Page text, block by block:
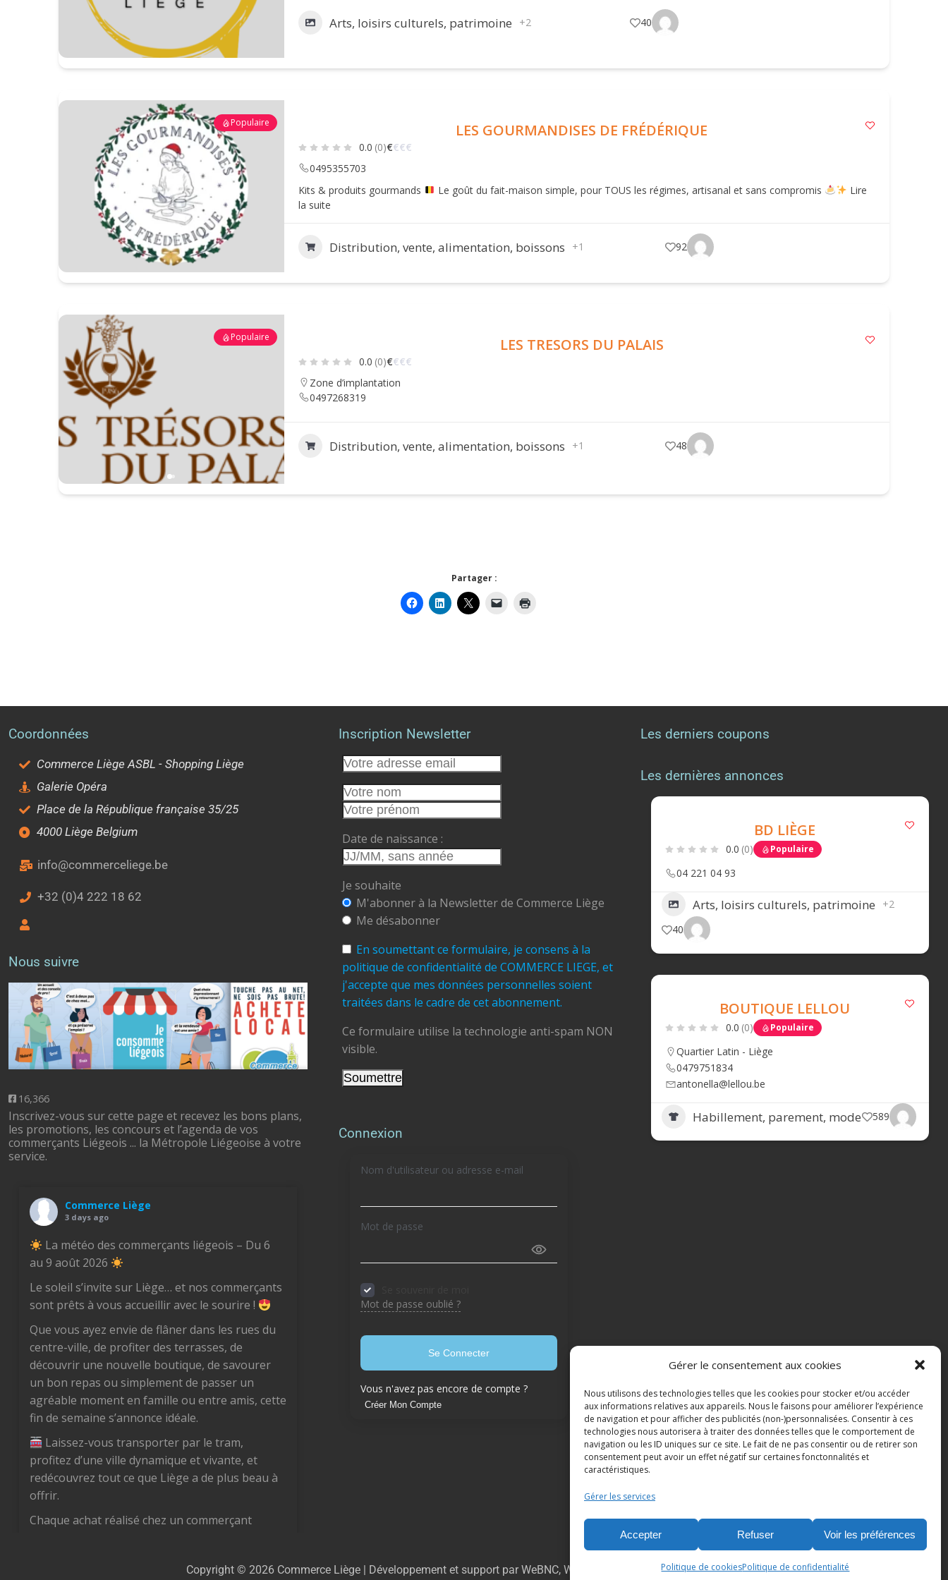
Gérer le consentement aux cookies
Nous utilisons des technologies telles que les cookies pour stocker et/ou accéder
aux informations relatives aux appareils. Nous le faisons pour améliorer l’expérience
de navigation et pour afficher des publicités (non-)personnalisées. Consentir à ces
technologies nous autorisera à traiter des données telles que le comportement de
navigation ou les ID uniques sur ce site. Le fait de ne pas consentir ou de retirer son
consentement peut avoir un effet négatif sur certaines fonctonnalités et
caractéristiques.
Gérer les services
Accepter Refuser Voir les préférences
Politique de cookiesPolitique de confidentialité
Arts, loisirs culturels, patrimoine +2 40
Populaire LES GOURMANDISES DE FRÉDÉRIQUE
0.0 (0)€€€€
0495355703
Kits & produits gourmands
Le goût du fait-maison simple, pour TOUS les régimes, artisanal et sans compromis
Lire
la suite
Distribution, vente, alimentation, boissons +1 92
Populaire LES TRESORS DU PALAIS
0.0 (0)€€€€
Zone d’implantation
0497268319
Distribution, vente, alimentation, boissons +1 48
Partager :
Coordonnées
Commerce Liège ASBL - Shopping Liège
Galerie Opéra
Place de la République française 35/25
4000 Liège Belgium
info@commerceliege.be
+32 (0)4 222 18 62
Nous suivre
16,366
Inscrivez-vous sur cette page et recevez les bons plans,
les promotions, les concours et l’agenda de vos
commerçants Liégeois ... la Métropole Liégeoise à votre
service.
Commerce Liège
3 days ago
La météo des commerçants liégeois – Du 6
au 9 août 2026
Le soleil s’invite sur Liège… et nos commerçants
sont prêts à vous accueillir avec le sourire !
Que vous ayez envie de flâner dans les rues du
centre-ville, de profiter des terrasses, de
découvrir une nouvelle boutique, de savourer
un bon repas ou simplement de passer un
agréable moment en famille ou entre amis, cette
fin de semaine s’annonce idéale.
Laissez-vous transporter par le tram,
profitez d’une ville dynamique et vivante, et
redécouvrez tout ce que Liège a de plus beau à
offrir.
Chaque achat réalisé chez un commerçant
des hommes passionnés, vous préservez des
Inscription Newsletter
Date de naissance :
Je souhaite
M'abonner à la Newsletter de Commerce Liège
Me désabonner
En soumettant ce formulaire, je consens à la
politique de confidentialité de COMMERCE LIEGE, et
j'accepte que mes données personnelles soient
traitées dans le cadre de cet abonnement.
Ce formulaire utilise la technologie anti-spam NON
visible.
Connexion
Nom d'utilisateur ou adresse e-mail
Mot de passe
Mot de passe oublié ?
Se Connecter
Vous n'avez pas encore de compte ?
Créer Mon Compte
Les derniers coupons
Les dernières annonces
BD LIÈGE
0.0 (0) Populaire
04 221 04 93
Arts, loisirs culturels, patrimoine
+2
40
BOUTIQUE LELLOU
0.0 (0) Populaire
Quartier Latin - Liège
0479751834
antonella@lellou.be
Habillement, parement, mode 589
Copyright © 2026 Commerce Liège | Développement et support par WeBNC, We Boost your Network Communication